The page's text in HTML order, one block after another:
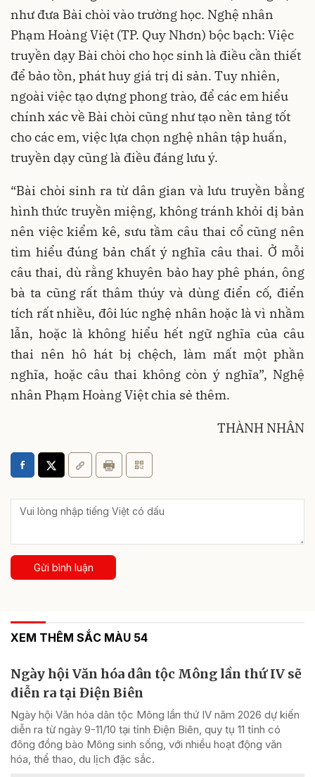
như đưa Bài chòi vào trường học. Nghệ nhân
Phạm Hoàng Việt (TP. Quy Nhơn) bộc bạch: Việc
truyền dạy Bài chòi cho học sinh là điều cần thiết
để bảo tồn, phát huy giá trị di sản. Tuy nhiên,
ngoài việc tạo dựng phong trào, để các em hiểu
chính xác về Bài chòi cũng như tạo nền tảng tốt
cho các em, việc lựa chọn nghệ nhân tập huấn,
truyền dạy cũng là điều đáng lưu ý.
“Bài chòi sinh ra từ dân gian và lưu truyền bằng
hình thức truyền miệng, không tránh khỏi dị bản
nên việc kiểm kê, sưu tầm câu thai cổ cũng nên
tìm hiểu đúng bản chất ý nghĩa câu thai. Ở mỗi
câu thai, dù rằng khuyên bảo hay phê phán, ông
bà ta cũng rất thâm thúy và dùng điển cố, điển
tích rất nhiều, đôi lúc nghệ nhân hoặc là vì nhầm
lẫn, hoặc là không hiểu hết ngữ nghĩa của câu
thai nên hô hát bị chệch, làm mất một phần
nghĩa, hoặc câu thai không còn ý nghĩa”, Nghệ
nhân Phạm Hoàng Việt chia sẻ thêm.
THÀNH NHÂN
Gửi bình luận
XEM THÊM SẮC MÀU 54
Ngày hội Văn hóa dân tộc Mông lần thứ IV sẽ
diễn ra tại Điện Biên
Ngày hội Văn hóa dân tộc Mông lần thứ IV năm 2026 dự kiến
diễn ra từ ngày 9-11/10 tại tỉnh Điện Biên, quy tụ 11 tỉnh có
đông đồng bào Mông sinh sống, với nhiều hoạt động văn
hóa, thể thao, du lịch đặc sắc.